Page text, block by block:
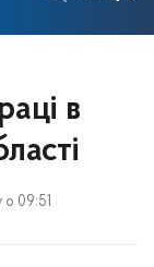
в
о 09:51